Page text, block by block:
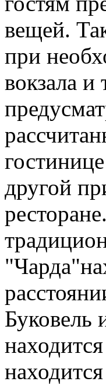
вещей.
при
вокзала
другой